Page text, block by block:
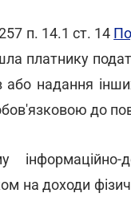
п. 14.1 ст. 14
платнику
або надання
до
на доходи